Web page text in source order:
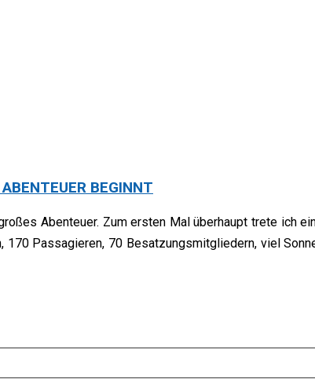
BEGINNT
Abenteuer. Zum ersten Mal überhaupt trete ich
Passagieren, 70 Besatzungsmitgliedern, viel